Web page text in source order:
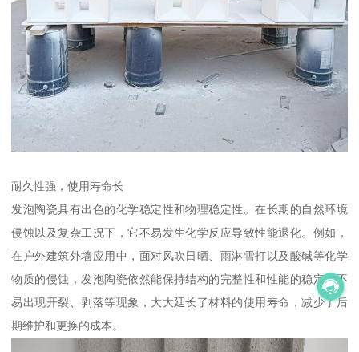
耐久性强，使用寿命长
发泡陶瓷具有出色的化学稳定性和物理稳定性。在长期的自然环境
侵蚀以及复杂工况下，它不易发生化学反应导致性能退化。例如，
在户外建筑外墙应用中，面对风吹日晒、雨淋雪打以及酸碱等化学
物质的侵蚀，发泡陶瓷依然能保持结构的完整性和性能的稳定，不
易出现开裂、剥落等现象，大大延长了材料的使用寿命，减少了后
期维护和更换的成本。